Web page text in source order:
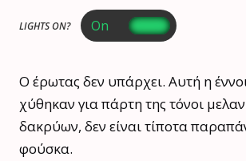
LIGHTS ON?
Ο έρωτας δεν υπάρχει. Αυτή η
χύθηκαν για πάρτη της τόνοι
δακρύων, δεν είναι τίποτα
φούσκα.